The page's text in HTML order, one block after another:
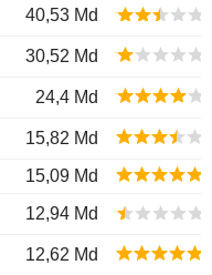
40,53 Md
30,52 Md
24,4 Md
15,82 Md
15,09 Md
12,94 Md
12,62 Md